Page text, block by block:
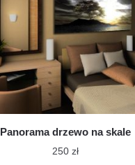
na
stronie
produktu
Panorama drzewo na skale
250 zł